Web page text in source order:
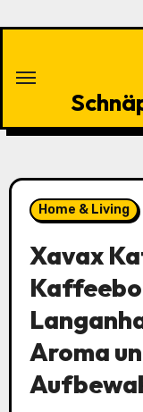
Home & Living
Xavax
Aroma